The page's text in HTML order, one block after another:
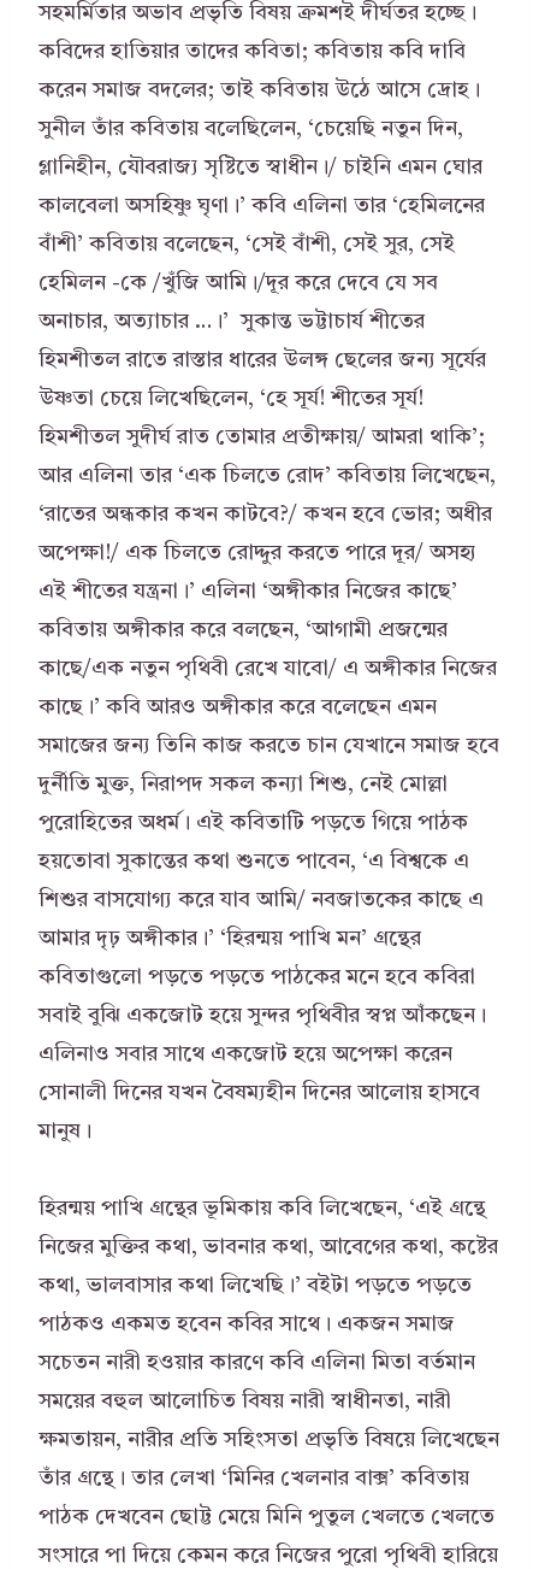
সহমর্মিতার অভাব প্রভৃতি বিষয় ক্রমশই দীর্ঘতর হচ্ছে।
কবিদের হাতিয়ার তাদের কবিতা; কবিতায় কবি দাবি
করেন সমাজ বদলের; তাই কবিতায় উঠে আসে দ্রোহ।
সুনীল তাঁর কবিতায় বলেছিলেন, ‘চেয়েছি নতুন দিন,
গ্লানিহীন, যৌবরাজ্য সৃষ্টিতে স্বাধীন।/ চাইনি এমন ঘোর
কালবেলা অসহিষ্ণু ঘৃণা।’ কবি এলিনা তার ‘হেমিলনের
বাঁশী’ কবিতায় বলেছেন, ‘সেই বাঁশী, সেই সুর, সেই
হেমিলন -কে /খুঁজি আমি।/দূর করে দেবে যে সব
অনাচার, অত্যাচার …।’ সুকান্ত ভট্টাচার্য শীতের
হিমশীতল রাতে রাস্তার ধারের উলঙ্গ ছেলের জন্য সূর্যের
উষ্ণতা চেয়ে লিখেছিলেন, ‘হে সূর্য! শীতের সূর্য!
হিমশীতল সুদীর্ঘ রাত তোমার প্রতীক্ষায়/ আমরা থাকি’;
আর এলিনা তার ‘এক চিলতে রোদ’ কবিতায় লিখেছেন,
‘রাতের অন্ধকার কখন কাটবে?/ কখন হবে ভোর; অধীর
অপেক্ষা!/ এক চিলতে রোদ্দুর করতে পারে দূর/ অসহ্য
এই শীতের যন্ত্রনা।’ এলিনা ‘অঙ্গীকার নিজের কাছে’
কবিতায় অঙ্গীকার করে বলছেন, ‘আগামী প্রজন্মের
কাছে/এক নতুন পৃথিবী রেখে যাবো/ এ অঙ্গীকার নিজের
কাছে।’ কবি আরও অঙ্গীকার করে বলেছেন এমন
সমাজের জন্য তিনি কাজ করতে চান যেখানে সমাজ হবে
দুর্নীতি মুক্ত, নিরাপদ সকল কন্যা শিশু, নেই মোল্লা
পুরোহিতের অধর্ম। এই কবিতাটি পড়তে গিয়ে পাঠক
হয়তোবা সুকান্তের কথা শুনতে পাবেন, ‘এ বিশ্বকে এ
শিশুর বাসযোগ্য করে যাব আমি/ নবজাতকের কাছে এ
আমার দৃঢ় অঙ্গীকার।’ ‘হিরন্ময় পাখি মন’ গ্রন্থের
কবিতাগুলো পড়তে পড়তে পাঠকের মনে হবে কবিরা
সবাই বুঝি একজোট হয়ে সুন্দর পৃথিবীর স্বপ্ন আঁকছেন।
এলিনাও সবার সাথে একজোট হয়ে অপেক্ষা করেন
সোনালী দিনের যখন বৈষম্যহীন দিনের আলোয় হাসবে
মানুষ।
হিরন্ময় পাখি গ্রন্থের ভূমিকায় কবি লিখেছেন, ‘এই গ্রন্থে
নিজের মুক্তির কথা, ভাবনার কথা, আবেগের কথা, কষ্টের
কথা, ভালবাসার কথা লিখেছি।’ বইটা পড়তে পড়তে
পাঠকও একমত হবেন কবির সাথে। একজন সমাজ
সচেতন নারী হওয়ার কারণে কবি এলিনা মিতা বর্তমান
সময়ের বহুল আলোচিত বিষয় নারী স্বাধীনতা, নারী
ক্ষমতায়ন, নারীর প্রতি সহিংসতা প্রভৃতি বিষয়ে লিখেছেন
তাঁর গ্রন্থে। তার লেখা ‘মিনির খেলনার বাক্স’ কবিতায়
পাঠক দেখবেন ছোট্ট মেয়ে মিনি পুতুল খেলতে খেলতে
সংসারে পা দিয়ে কেমন করে নিজের পুরো পৃথিবী হারিয়ে